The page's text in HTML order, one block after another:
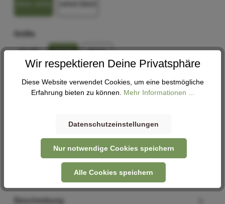
Größe
51-55 52-58 59-61
In den Warenkorb
Derzeit in keiner Filiale verfügbar. Nehme gerne Kontakt
mit uns auf -Kontaktformular
Wir respektieren Deine Privatsphäre
Diese Website verwendet Cookies, um eine bestmögliche
Erfahrung bieten zu können. Mehr Informationen ...
Datenschutzeinstellungen
Nur notwendige Cookies speichern
Alle Cookies speichern